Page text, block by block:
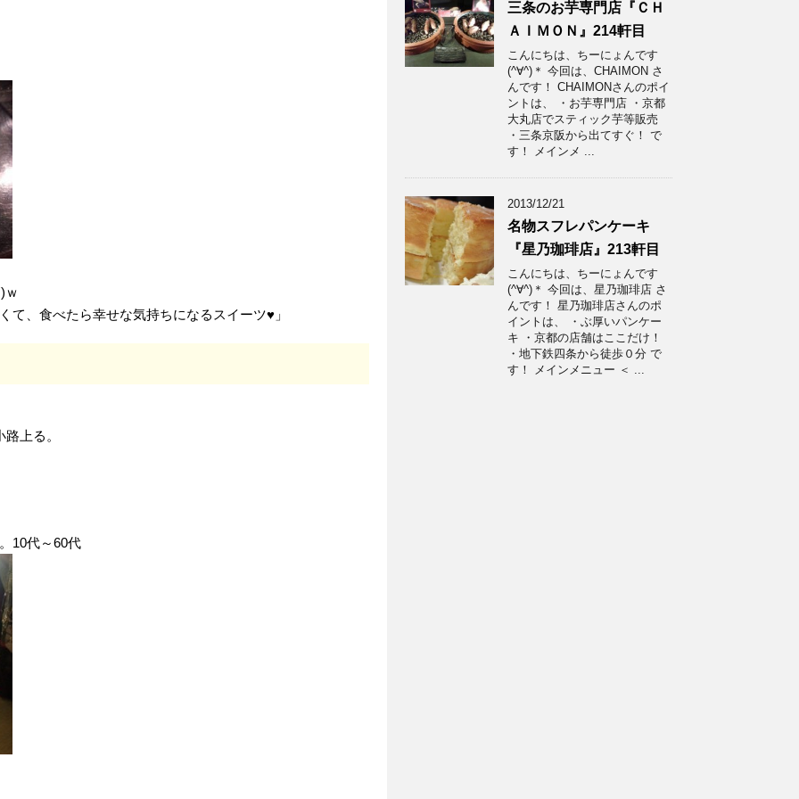
ｗ
て、食べたら幸せな気持ちになるスイーツ♥」
上る。
10代～60代
三条のお芋専門店『ＣＨ
ＡＩＭＯＮ』214軒目
こんにちは、ちーにょんです
(^∀^)＊ 今回は、CHAIMON さ
んです！ CHAIMONさんのポイ
ントは、 ・お芋専門店 ・京都
大丸店でスティック芋等販売
・三条京阪から出てすぐ！ で
す！ メインメ ...
2013/12/21
名物スフレパンケーキ
『星乃珈琲店』213軒目
こんにちは、ちーにょんです
(^∀^)＊ 今回は、星乃珈琲店 さ
んです！ 星乃珈琲店さんのポ
イントは、 ・ぶ厚いパンケー
キ ・京都の店舗はここだけ！
・地下鉄四条から徒歩０分 で
す！ メインメニュー ＜ ...